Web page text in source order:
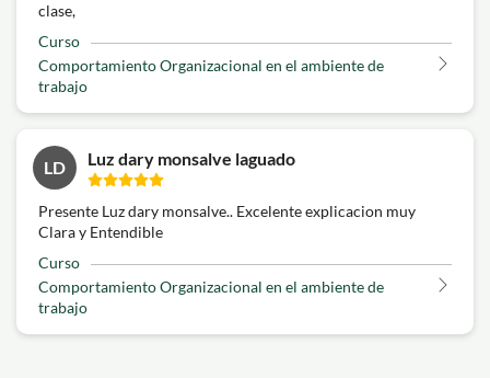
clase,
Curso
Comportamiento Organizacional en el ambiente de
trabajo
LD Luz dary monsalve laguado
Presente Luz dary monsalve.. Excelente explicacion muy
Clara y Entendible
Curso
Comportamiento Organizacional en el ambiente de
trabajo